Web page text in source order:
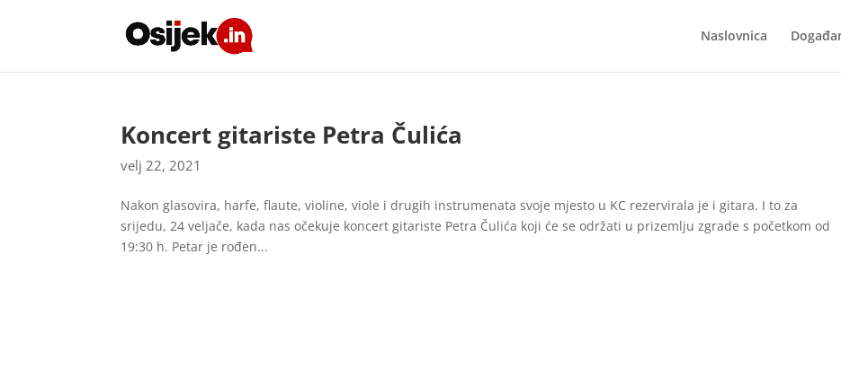
Naslovnica
Koncert gitariste Petra Čulića
velj 22, 2021
Nakon glasovira, harfe, flaute, violine, viole i drugih instrumenata svoje mjesto u KC rezervirala je i gitara. I to za
srijedu, 24 veljače, kada nas očekuje koncert gitariste Petra Čulića koji će se održati u prizemlju zgrade s početkom od
19:30 h. Petar je rođen...